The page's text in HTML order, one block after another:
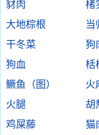
豺肉
楮
大地棕根
当
干冬菜
狗
狗血
栝
鳜鱼（图）
火
火腿
胡
鸡屎藤
猫